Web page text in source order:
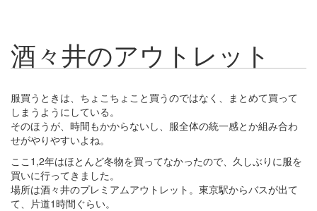
酒々井のアウトレット
服買うときは、ちょこちょこと買うのではなく、まとめて買って
しまうようにしている。
そのほうが、時間もかからないし、服全体の統一感とか組み合わ
せがやりやすいよね。
ここ1,2年はほとんど冬物を買ってなかったので、久しぶりに服を
買いに行ってきました。
場所は酒々井のプレミアムアウトレット。東京駅からバスが出て
て、片道1時間ぐらい。